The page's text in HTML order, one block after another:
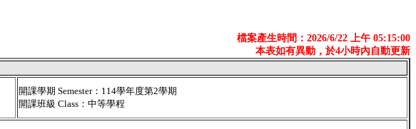
檔案產生時間：2026/6/22 上午 05:15:00
本表如有異動，於4小時內自動更新
開課學期 Semester：114學年度第2學期
開課班級 Class：中等學程